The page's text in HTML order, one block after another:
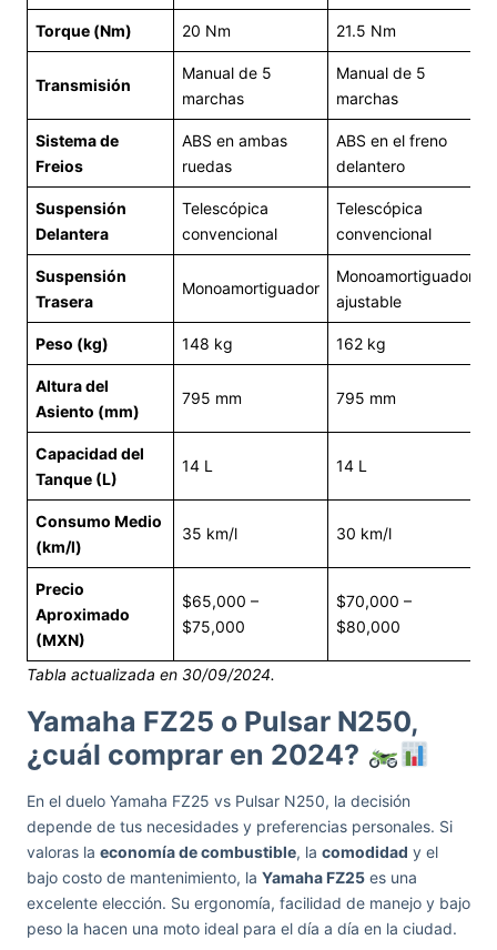
Torque (Nm) 20 Nm 21.5 Nm
Transmisión
Manual de 5
marchas
Manual de 5
marchas
Sistema de
Freios
ABS en ambas
ruedas
ABS en el freno
delantero
Suspensión
Delantera
Telescópica
convencional
Telescópica
convencional
Suspensión
Trasera
Monoamortiguador
Monoamortiguador
ajustable
Peso (kg) 148 kg 162 kg
Altura del
Asiento (mm)
795 mm 795 mm
Capacidad del
Tanque (L)
14 L 14 L
Consumo Medio
(km/l)
35 km/l 30 km/l
Precio
Aproximado
(MXN)
$65,000 –
$75,000
$70,000 –
$80,000
Tabla actualizada en 30/09/2024.
Yamaha FZ25 o Pulsar N250,
¿cuál comprar en 2024?
En el duelo Yamaha FZ25 vs Pulsar N250, la decisión
depende de tus necesidades y preferencias personales. Si
valoras la economía de combustible, la comodidad y el
bajo costo de mantenimiento, la Yamaha FZ25 es una
excelente elección. Su ergonomía, facilidad de manejo y bajo
peso la hacen una moto ideal para el día a día en la ciudad.